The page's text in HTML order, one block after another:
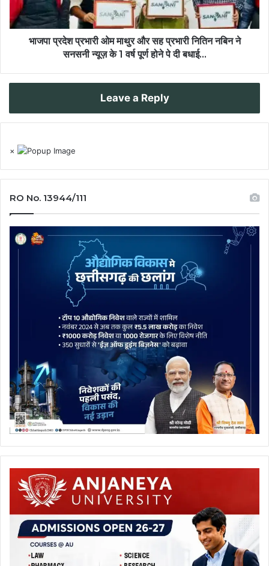
भाजपा प्रदेश प्रभारी ओम माथुर और सह प्रभारी नितिन नबिन ने
सनसनी न्यूज़ के 1 वर्ष पूर्ण होने पे दी बधाई...
Leave a Reply
×
RO No. 13944/111